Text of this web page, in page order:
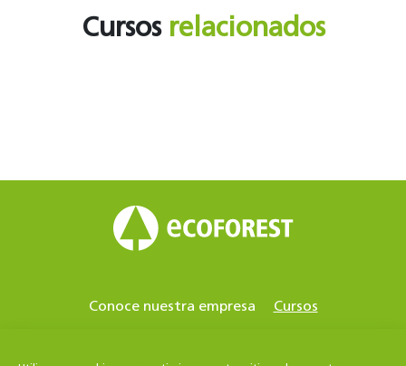
Cursos relacionados
Conoce nuestra empresa
Cursos